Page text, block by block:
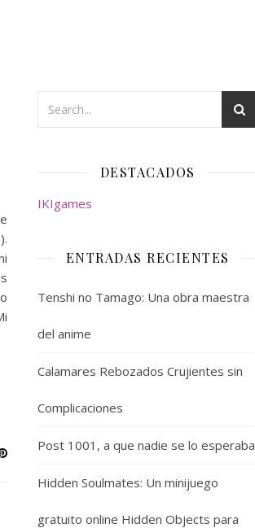
DESTACADOS
IKIgames
ENTRADAS RECIENTES
Tenshi no Tamago: Una obra maestra
del anime
Calamares Rebozados Crujientes sin
Complicaciones
Post 1001, a que nadie se lo esperaba
Hidden Soulmates: Un minijuego
gratuito online Hidden Objects para